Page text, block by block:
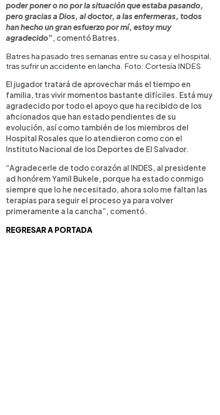
poder poner o no por la situación que estaba pasando,
pero gracias a Dios, al doctor, a las enfermeras, todos
han hecho un gran esfuerzo por mí, estoy muy
agradecido”, comentó Batres.
Batres ha pasado tres semanas entre su casa y el hospital,
tras sufrir un accidente en lancha. Foto: Cortesía INDES
El jugador tratará de aprovechar más el tiempo en
familia, tras vivir momentos bastante difíciles. Está muy
agradecido por todo el apoyo que ha recibido de los
aficionados que han estado pendientes de su
evolución, así como también de los miembros del
Hospital Rosales que lo atendieron como con el
Instituto Nacional de los Deportes de El Salvador.
“Agradecerle de todo corazón al INDES, al presidente
ad honórem Yamil Bukele, porque ha estado conmigo
siempre que lo he necesitado, ahora solo me faltan las
terapias para seguir el proceso ya para volver
primeramente a la cancha”, comentó.
REGRESAR A PORTADA